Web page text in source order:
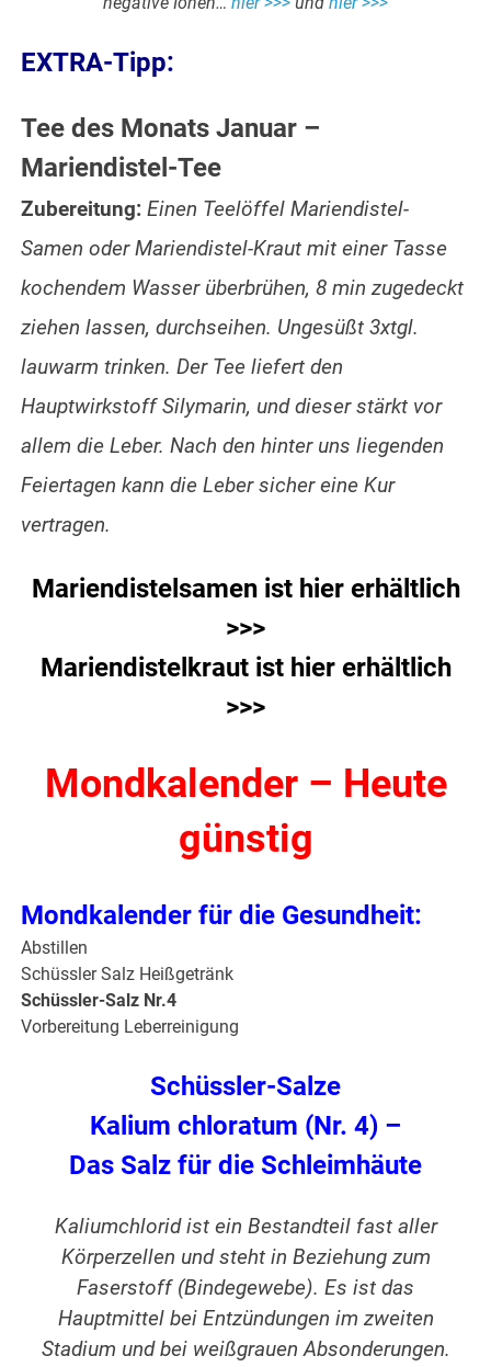
EXTRA-Tipp:
Tee des Monats Januar –
Mariendistel-Tee
Zubereitung: Einen Teelöffel Mariendistel-
Samen oder Mariendistel-Kraut mit einer Tasse
kochendem Wasser überbrühen, 8 min zugedeckt
ziehen lassen, durchseihen. Ungesüßt 3xtgl.
lauwarm trinken. Der Tee liefert den
Hauptwirkstoff Silymarin, und dieser stärkt vor
allem die Leber. Nach den hinter uns liegenden
Feiertagen kann die Leber sicher eine Kur
vertragen.
Mariendistelsamen ist hier erhältlich
>>>
Mariendistelkraut ist hier erhältlich
>>>
Mondkalender – Heute
günstig
Mondkalender für die Gesundheit:
Abstillen
Schüssler Salz Heißgetränk
Schüssler-Salz Nr.4
Vorbereitung Leberreinigung
Schüssler-Salze
Kalium chloratum (Nr. 4) –
Das Salz für die Schleimhäute
Kaliumchlorid ist ein Bestandteil fast aller
Körperzellen und steht in Beziehung zum
Faserstoff (Bindegewebe). Es ist das
Hauptmittel bei Entzündungen im zweiten
Stadium und bei weißgrauen Absonderungen.